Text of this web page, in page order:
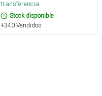
transferencia.
Stock disponible
+340 Vendidos